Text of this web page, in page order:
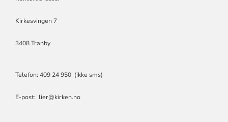
Kirkesvingen 7
3408 Tranby
Telefon: 409 24 950 (ikke sms)
E-post: lier@kirken.no